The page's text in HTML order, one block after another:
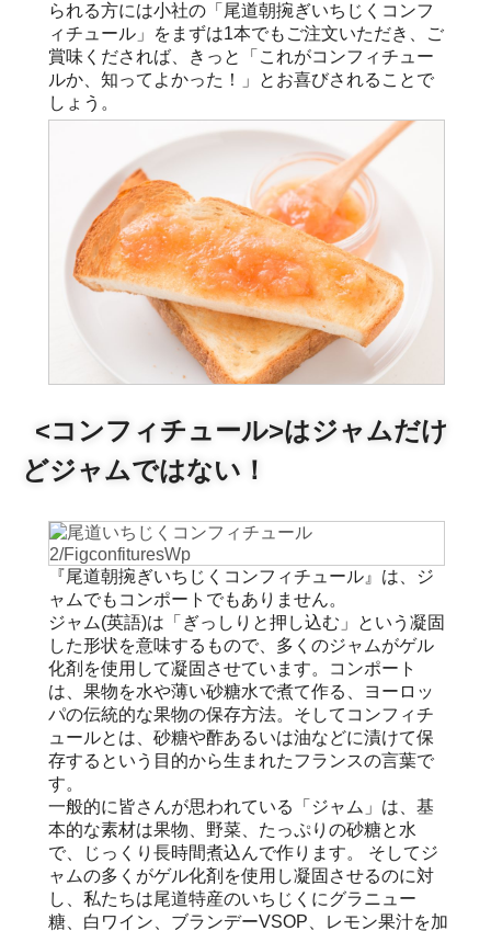
られる方には小社の「尾道朝捥ぎいちじくコンフ
ィチュール」をまずは1本でもご注文いただき、ご
賞味くだされば、きっと「これがコンフィチュー
ルか、知ってよかった！」とお喜びされることで
しょう。
<コンフィチュール>はジャムだけ
どジャムではない！
『尾道朝捥ぎいちじくコンフィチュール』は、ジ
ャムでもコンポートでもありません。
ジャム(英語)は「ぎっしりと押し込む」という凝固
した形状を意味するもので、多くのジャムがゲル
化剤を使用して凝固させています。コンポート
は、果物を水や薄い砂糖水で煮て作る、ヨーロッ
パの伝統的な果物の保存方法。そしてコンフィチ
ュールとは、砂糖や酢あるいは油などに漬けて保
存するという目的から生まれたフランスの言葉で
す。
一般的に皆さんが思われている「ジャム」は、基
本的な素材は果物、野菜、たっぷりの砂糖と水
で、じっくり長時間煮込んで作ります。 そしてジ
ャムの多くがゲル化剤を使用し凝固させるのに対
し、私たちは尾道特産のいちじくにグラニュー
糖、白ワイン、ブランデーVSOP、レモン果汁を加